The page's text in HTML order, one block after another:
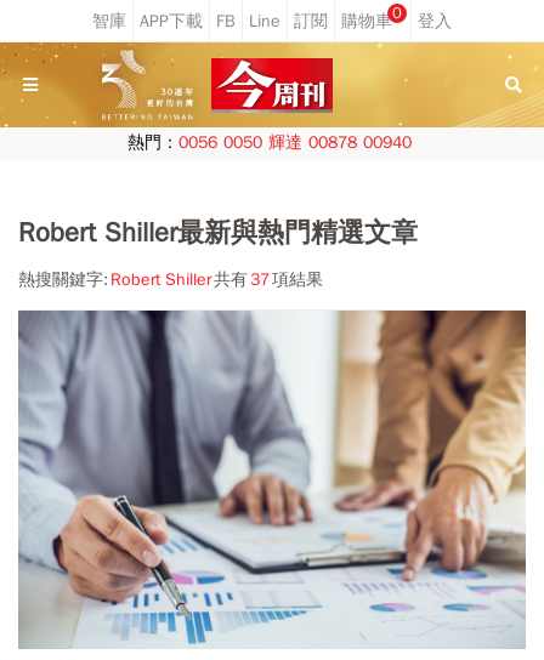
0
熱門： 0056 0050 輝達 00878 00940
Robert Shiller最新與熱門精選文章
熱搜關鍵字: Robert Shiller共有37項結果